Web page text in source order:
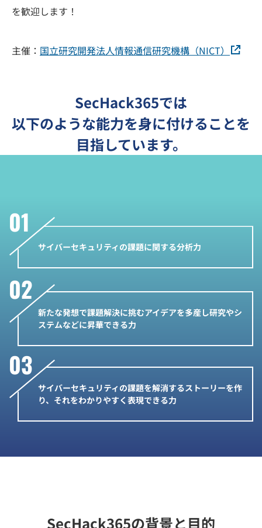
を歓迎します！
主催： 国立研究開発法人情報通信研究機構（NICT）
SecHack365では
以下のような能力を身に付けることを
目指しています。
サイバーセキュリティの課題に関する分析力
新たな発想で課題解決に挑むアイデアを多産し研究やシ
ステムなどに昇華できる力
サイバーセキュリティの課題を解消するストーリーを作
り、それをわかりやすく表現できる力
SecHack365の背景と目的